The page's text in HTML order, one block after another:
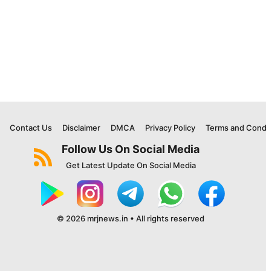
Contact Us Disclaimer DMCA Privacy Policy Terms and
Follow Us On Social Media
Get Latest Update On Social Media
© 2026 mrjnews.in • All rights reserved